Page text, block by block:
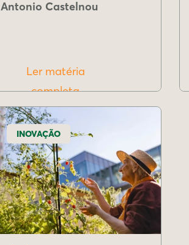
Antonio Castelnou
Ler matéria
completa
INOVAÇÃO